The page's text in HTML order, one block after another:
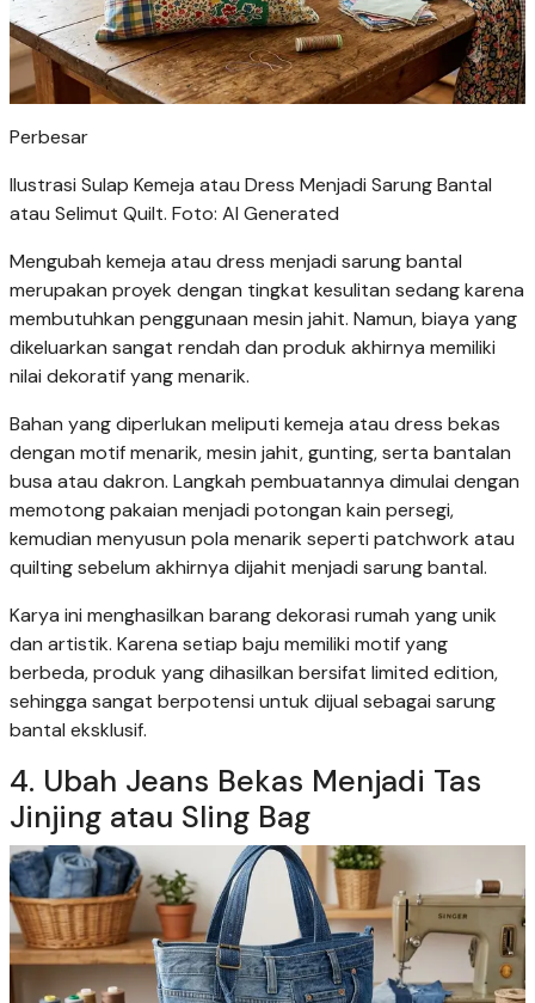
Perbesar
Ilustrasi Sulap Kemeja atau Dress Menjadi Sarung Bantal
atau Selimut Quilt. Foto: AI Generated
Mengubah kemeja atau dress menjadi sarung bantal
merupakan proyek dengan tingkat kesulitan sedang karena
membutuhkan penggunaan mesin jahit. Namun, biaya yang
dikeluarkan sangat rendah dan produk akhirnya memiliki
nilai dekoratif yang menarik.
Bahan yang diperlukan meliputi kemeja atau dress bekas
dengan motif menarik, mesin jahit, gunting, serta bantalan
busa atau dakron. Langkah pembuatannya dimulai dengan
memotong pakaian menjadi potongan kain persegi,
kemudian menyusun pola menarik seperti patchwork atau
quilting sebelum akhirnya dijahit menjadi sarung bantal.
Karya ini menghasilkan barang dekorasi rumah yang unik
dan artistik. Karena setiap baju memiliki motif yang
berbeda, produk yang dihasilkan bersifat limited edition,
sehingga sangat berpotensi untuk dijual sebagai sarung
bantal eksklusif.
4. Ubah Jeans Bekas Menjadi Tas
Jinjing atau Sling Bag